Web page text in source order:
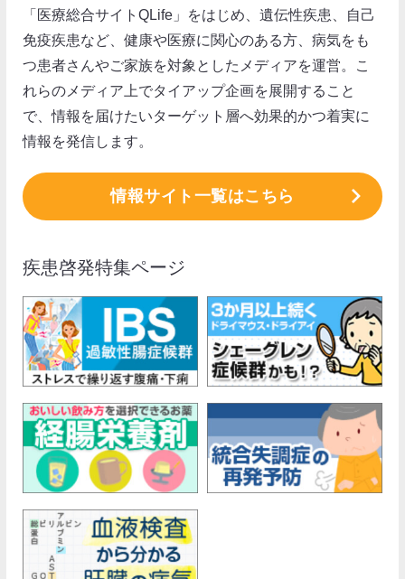
「医療総合サイトQLife」をはじめ、遺伝性疾患、自己
免疫疾患など、健康や医療に関心のある方、病気をも
つ患者さんやご家族を対象としたメディアを運営。こ
れらのメディア上でタイアップ企画を展開すること
で、情報を届けたいターゲット層へ効果的かつ着実に
情報を発信します。
情報サイト一覧はこちら
疾患啓発特集ページ